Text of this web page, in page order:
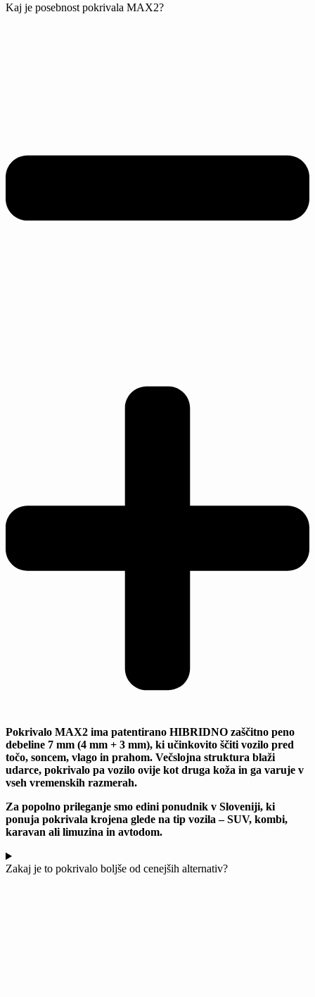
Kaj je posebnost pokrivala MAX2?
Pokrivalo MAX2 ima patentirano HIBRIDNO zaščitno peno
debeline 7 mm (4 mm + 3 mm), ki učinkovito ščiti vozilo pred
točo, soncem, vlago in prahom. Večslojna struktura blaži
udarce, pokrivalo pa vozilo ovije kot druga koža in ga varuje v
vseh vremenskih razmerah.
Za popolno prileganje smo edini ponudnik v Sloveniji, ki
ponuja pokrivala krojena glede na tip vozila – SUV, kombi,
karavan ali limuzina in avtodom.
Zakaj je to pokrivalo boljše od cenejših alternativ?